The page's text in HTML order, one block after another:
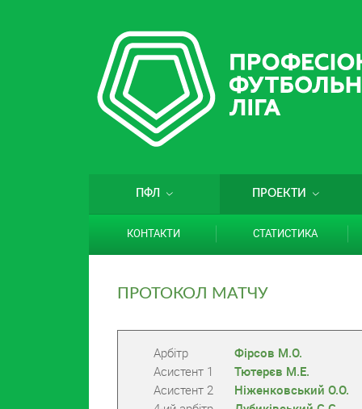
ПФЛ ПРОЕКТИ
КОНТАКТИ СТАТИСТИКА
ПРОТОКОЛ МАТЧУ
Арбітр
Фірсов М.О.
Асистент 1
Тютерєв М.Е.
Асистент 2
Ніженковський О.О.